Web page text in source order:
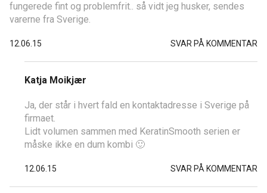
fungerede fint og problemfrit.. så vidt jeg husker, sendes
varerne fra Sverige.
12.06.15 SVAR PÅ KOMMENTAR
Katja Moikjær
Ja, der står i hvert fald en kontaktadresse i Sverige på
firmaet.
Lidt volumen sammen med KeratinSmooth serien er
måske ikke en dum kombi 🙂
12.06.15 SVAR PÅ KOMMENTAR